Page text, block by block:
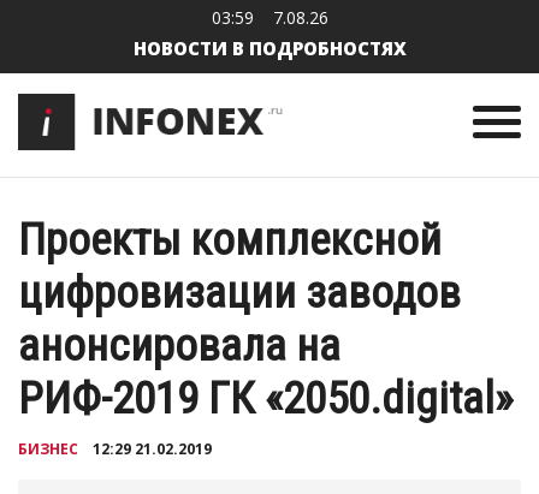
03:59 7.08.26
НОВОСТИ В ПОДРОБНОСТЯХ
Проекты комплексной
цифровизации заводов
анонсировала на
РИФ-2019 ГК «2050.digital»
БИЗНЕС 12:29 21.02.2019